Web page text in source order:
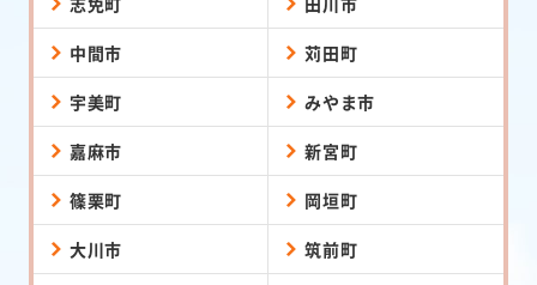
中間市 苅田町
宇美町 みやま市
嘉麻市 新宮町
篠栗町 岡垣町
大川市 筑前町